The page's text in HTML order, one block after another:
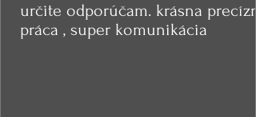
určite odporúčam. krásna
práca , super komunikácia